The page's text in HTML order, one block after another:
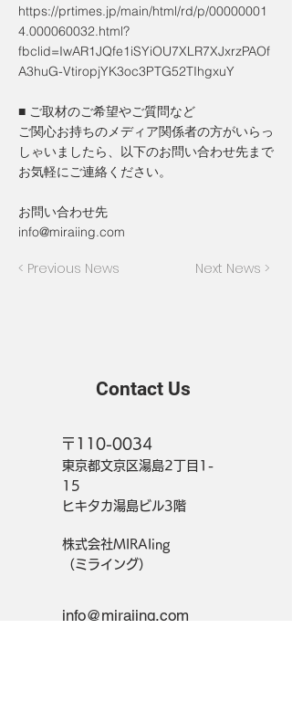
https://prtimes.jp/main/html/rd/p/00000001
4.000060032.html?
fbclid=IwAR1JQfe1iSYiOU7XLR7XJxrzPAOf
A3huG-VtiropjYK3oc3PTG52TIhgxuY
■ ご取材のご希望やご質問など
ご関心お持ちのメディア関係者の方がいらっ
しゃいましたら、以下のお問い合わせ先まで
お気軽にご連絡ください。
お問い合わせ先
info@miraiing.com
< Previous News Next News >
Contact Us
〒110-0034
東京都文京区湯島2丁目1-
15
ヒキタカ湯島ビル3階
株式会社MIRAIing
（ミライング）
info@miraiing.com